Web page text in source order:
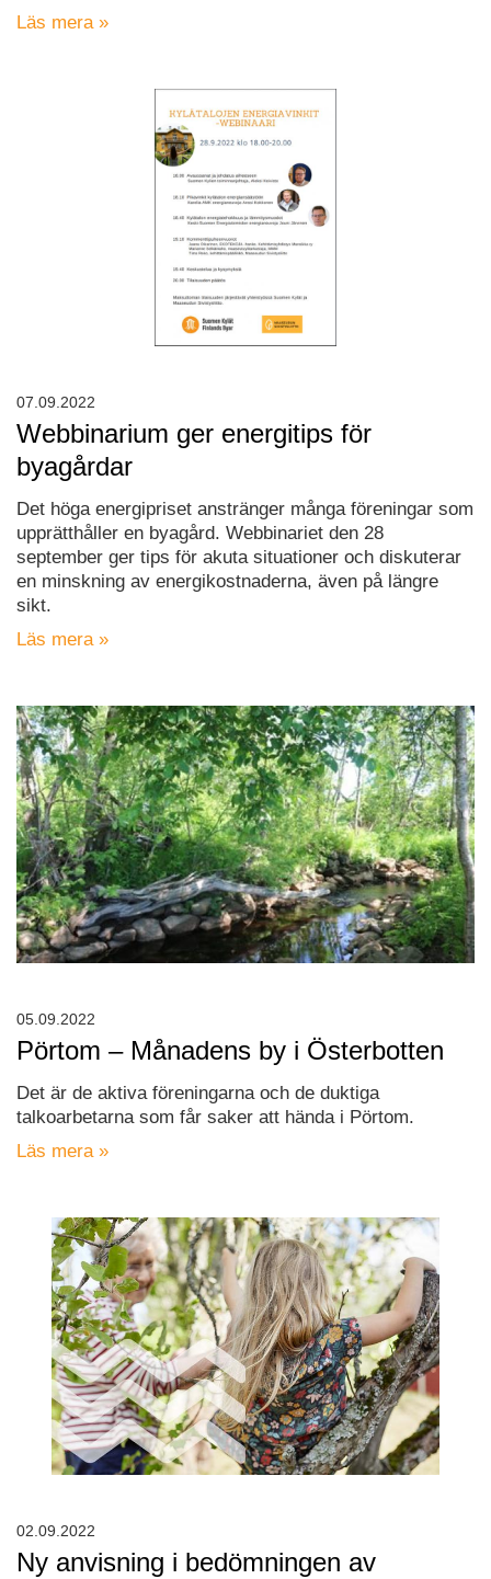
Läs mera »
Webbinarium ger energitips för
byagårdar
Det höga energipriset anstränger många föreningar som
upprätthåller en byagård. Webbinariet den 28
september ger tips för akuta situationer och diskuterar
en minskning av energikostnaderna, även på längre
sikt.
Läs mera »
07.09.2022
Pörtom – Månadens by i Österbotten
Det är de aktiva föreningarna och de duktiga
talkoarbetarna som får saker att hända i Pörtom.
Läs mera »
05.09.2022
Ny anvisning i bedömningen av
02.09.2022